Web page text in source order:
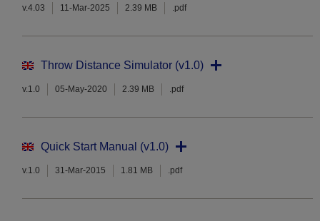
v.4.03 11-Mar-2025 2.39 MB .pdf
Throw Distance Simulator (v1.0)
v.1.0 05-May-2020 2.39 MB .pdf
Quick Start Manual (v1.0)
v.1.0 31-Mar-2015 1.81 MB .pdf